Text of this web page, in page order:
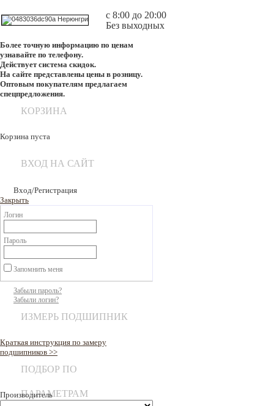
с 8:00 до 20:00
Без выходных
Более точную информацию по ценам
узнавайте по телефону.
Действует система скидок.
На сайте представлены цены в розницу.
Оптовым покупателям предлагаем
спецпредложения.
КОРЗИНА
Корзина пуста
ВХОД НА САЙТ
Вход/Регистрация
Закрыть
Логин
Пароль
Запомнить меня
Забыли пароль?
Забыли логин?
ИЗМЕРЬ ПОДШИПНИК
Краткая инструкция по замеру
подшипников >>
ПОДБОР ПО
ПАРАМЕТРАМ
Производитель